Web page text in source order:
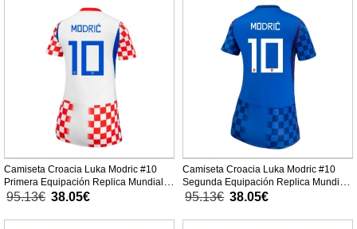
Camiseta Croacia Luka Modric #10
Primera Equipación Replica Mundial
2026 para mujer mangas cortas
95.13€ 38.05€
Camiseta Croacia Luka Modric #10
Segunda Equipación Replica Mundial
2026 para mujer mangas cortas
95.13€ 38.05€